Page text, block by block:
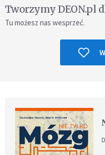
Tworzymy DEON.pl
Tu możesz nas wesprzeć.